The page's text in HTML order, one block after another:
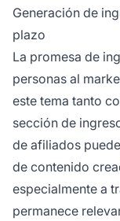
Generación de
plazo
La promesa de
personas al
este tema tanto
sección de
de afiliados
de contenido
especialmente a
permanece